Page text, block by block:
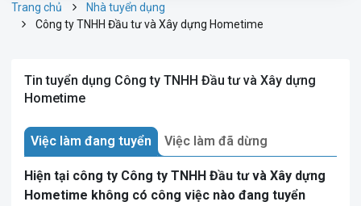
Trang chủ
Nhà tuyển dụng
Công ty TNHH Đầu tư và Xây dựng Hometime
Tin tuyển dụng Công ty TNHH Đầu tư và Xây dựng
Hometime
Việc làm đang tuyển Việc làm đã dừng
Hiện tại công ty Công ty TNHH Đầu tư và Xây dựng
Hometime không có công việc nào đang tuyển